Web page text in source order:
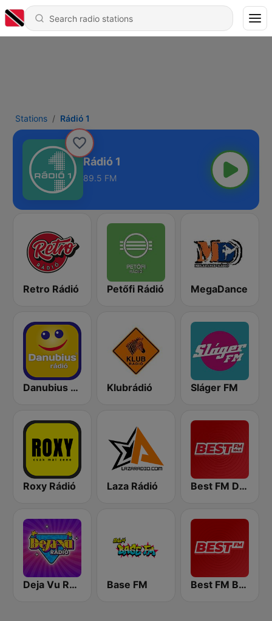
Stations Rádió 1
Rádió 1
89.5 FM
Retro Rádió Petőfi Rádió MegaDance
Danubius Rádió Klubrádió Sláger FM
Roxy Rádió Laza Rádió Best FM Debrecen
Deja Vu Rádió Base FM Best FM Budapest